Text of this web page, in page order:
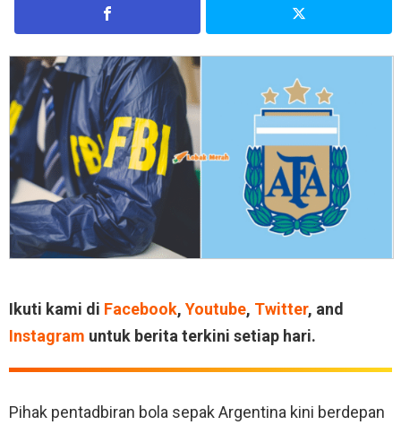
Ikuti kami di Facebook, Youtube, Twitter, and
Instagram untuk berita terkini setiap hari.
Pihak pentadbiran bola sepak Argentina kini berdepan